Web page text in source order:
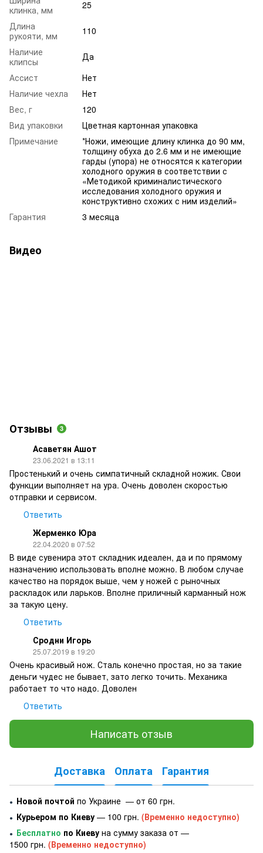
клинка, мм
25
Длина
рукояти, мм
110
Наличие
клипсы
Да
Ассист
Нет
Наличие чехла
Нет
Вес, г
120
Вид упаковки
Цветная картонная упаковка
Примечание
*Ножи, имеющие длину клинка до 90 мм,
толщину обуха до 2.6 мм и не имеющие
гарды (упора) не относятся к категории
холодного оружия в соответствии с
«Методикой криминалистического
исследования холодного оружия и
конструктивно схожих с ним изделий»
Гарантия
3 месяца
Видео
Отзывы 3
Асаветян Ашот
23.06.2021 в 13:11
Простенький и очень симпатичный складной ножик. Свои
функции выполняет на ура. Очень доволен скоростью
отправки и сервисом.
Ответить
Жерменко Юра
22.04.2020 в 07:52
В виде сувенира этот складник идеален, да и по прямому
назначению использовать вполне можно. В любом случае
качество на порядок выше, чем у ножей с рыночных
раскладок или ларьков. Вполне приличный карманный нож
за такую цену.
Ответить
Сродни Игорь
25.07.2019 в 19:20
Очень красивый нож. Сталь конечно простая, но за такие
деньги чудес не бывает, зато легко точить. Механика
работает то что надо. Доволен
Ответить
Написать отзыв
Доставка Оплата Гарантия
● Новой почтой по Украине — от 60 грн.
● Курьером по Киеву — 100 грн. (Временно недоступно)
● Бесплатно по Киеву на сумму заказа от —
1500 грн. (Временно недоступно)